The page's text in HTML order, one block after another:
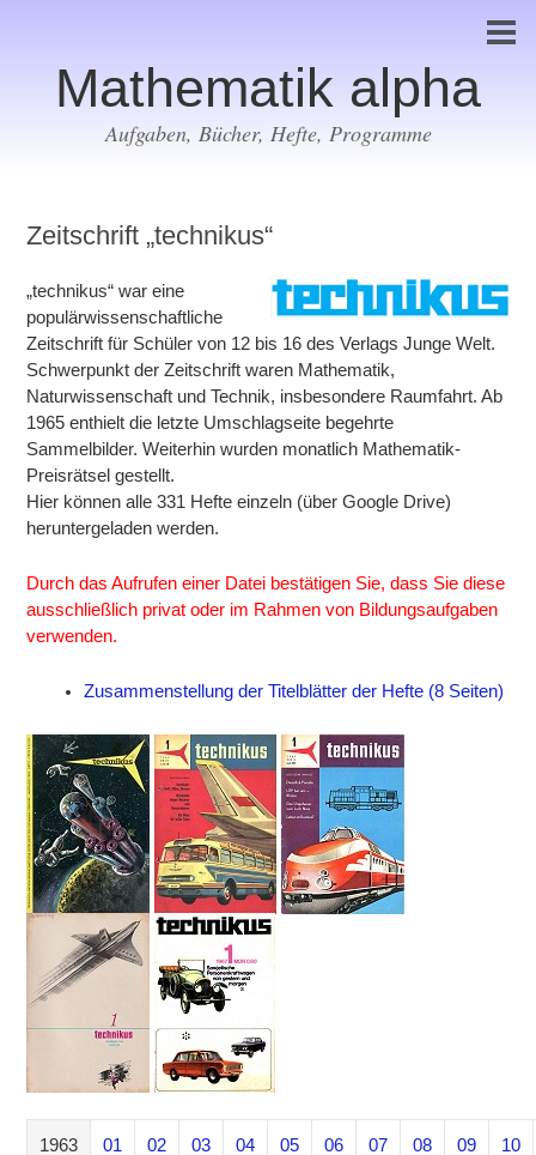
Mathematik alpha
Aufgaben, Bücher, Hefte, Programme
Zeitschrift „technikus“
„technikus“ war eine
populärwissenschaftliche
Zeitschrift für Schüler von 12 bis 16 des Verlags Junge Welt.
Schwerpunkt der Zeitschrift waren Mathematik,
Naturwissenschaft und Technik, insbesondere Raumfahrt. Ab
1965 enthielt die letzte Umschlagseite begehrte
Sammelbilder. Weiterhin wurden monatlich Mathematik-
Preisrätsel gestellt.
Hier können alle 331 Hefte einzeln (über Google Drive)
heruntergeladen werden.
Durch das Aufrufen einer Datei bestätigen Sie, dass Sie diese
ausschließlich privat oder im Rahmen von Bildungsaufgaben
verwenden.
Zusammenstellung der Titelblätter der Hefte (8 Seiten)
1963 01 02 03 04 05 06 07 08 09 10